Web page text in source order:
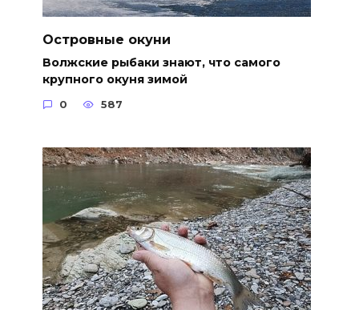
Островные окуни
Волжские рыбаки знают, что самого
крупного окуня зимой
0 587